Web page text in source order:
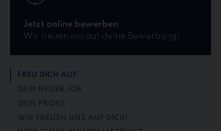
Jetzt online bewerben
Wir freuen uns auf deine Bewerbung!
FREU DICH AUF